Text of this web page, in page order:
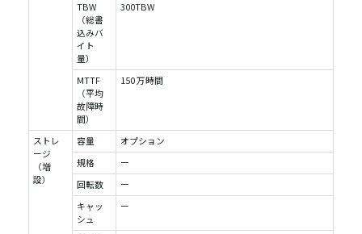
TBW
（総書
込みバ
イト
量）
300TBW
MTTF
（平均
故障時
間）
150 万時間
ストレ
ージ
（増
設）
容量
オプション
規格
ー
回転数
ー
キャッ
シュ
ー